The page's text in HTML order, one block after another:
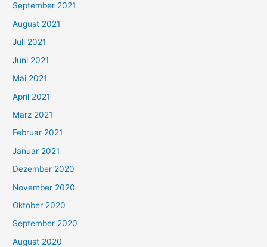
n
n
a
c
h
:
September 2021
August 2021
Juli 2021
Juni 2021
Mai 2021
April 2021
März 2021
Februar 2021
Januar 2021
Dezember 2020
November 2020
Oktober 2020
September 2020
August 2020